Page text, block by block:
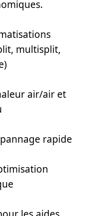
multisplit,
air/air et
rapide